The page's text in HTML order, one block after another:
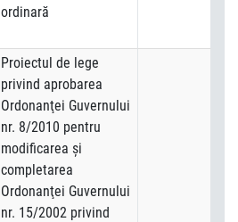
ordinară
Proiectul de lege
privind aprobarea
Ordonanţei Guvernului
nr. 8/2010 pentru
modificarea şi
completarea
Ordonanţei Guvernului
nr. 15/2002 privind